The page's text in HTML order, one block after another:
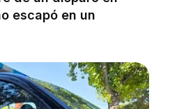
escapó en un